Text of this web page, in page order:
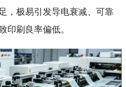
，极易引发导电衰减、可靠
印刷良率偏低。